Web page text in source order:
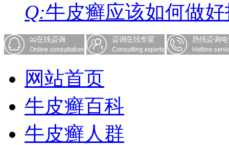
Q:牛皮癣应该如何做
网站首页
牛皮癣百科
牛皮癣人群